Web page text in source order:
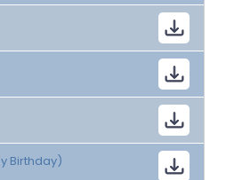
Birthday)